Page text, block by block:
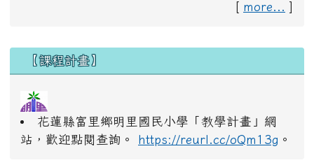
[ more...
右邊區域內容
【課程計畫】
花蓮縣富里鄉明里國民小學「教學計畫」網
站，歡迎點閱查詢。
https://reurl.cc/oQm13g 。